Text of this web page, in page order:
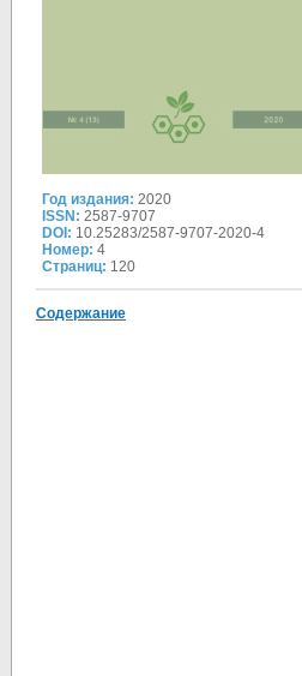
Год издания: 2020
ISSN: 2587-9707
DOI: 10.25283/2587-9707-2020-4
Номер: 4
Страниц: 120
Содержание